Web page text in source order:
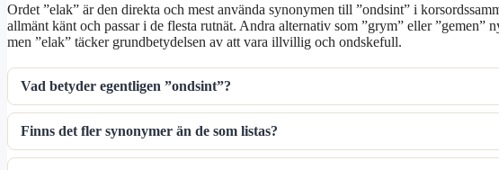
Ordet ”elak” är den direkta och mest använda synonymen till ”ondsint” i
allmänt känt och passar i de flesta rutnät. Andra alternativ som ”grym” eller ”gemen”
men ”elak” täcker grundbetydelsen av att vara illvillig och ondskefull.
Vad betyder egentligen ”ondsint”?
Finns det fler synonymer än de som listas?